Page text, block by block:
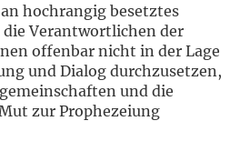
hochrangig besetztes
Verantwortlichen der
offenbar nicht in der Lage
und Dialog durchzusetzen,
und die
zur Prophezeiung